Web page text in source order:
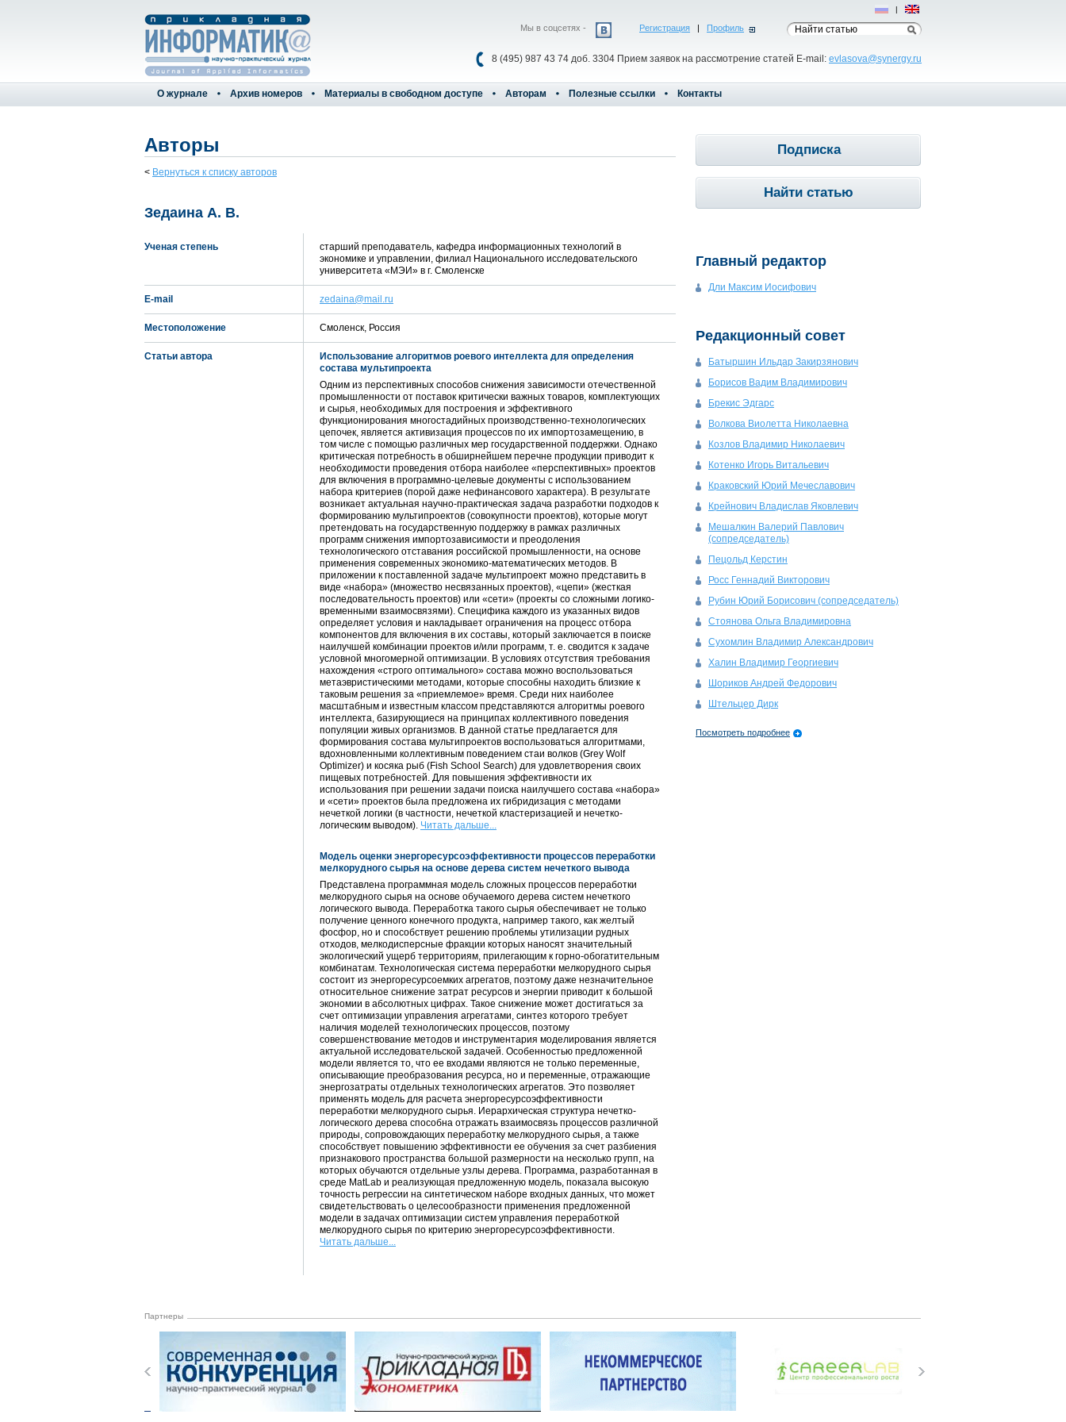
Регистрация | Профиль
8 (495) 987 43 74 доб. 3304 Прием заявок на рассмотрение статей E-mail: evlasova@synergy.ru
Мы в соцсетях -
Рус | Eng
О журнале Архив номеров Материалы в свободном доступе Авторам Полезные ссылки Контакты
Авторы
< Вернуться к списку авторов
Зедаина А. В.
Ученая степень
старший преподаватель, кафедра информационных технологий в
экономике и управлении, филиал Национального исследовательского
университета «МЭИ» в г. Смоленске
E-mail zedaina@mail.ru
Местоположение Смоленск, Россия
Статьи автора
Использование алгоритмов роевого интеллекта для определения
состава мультипроекта
Одним из перспективных способов снижения зависимости отечественной
промышленности от поставок критически важных товаров, комплектующих
и сырья, необходимых для построения и эффективного
функционирования многостадийных производственно-технологических
цепочек, является активизация процессов по их импортозамещению, в
том числе с помощью различных мер государственной поддержки. Однако
критическая потребность в обширнейшем перечне продукции приводит к
необходимости проведения отбора наиболее «перспективных» проектов
для включения в программно-целевые документы с использованием
набора критериев (порой даже нефинансового характера). В результате
возникает актуальная научно-практическая задача разработки подходов к
формированию мультипроектов (совокупности проектов), которые могут
претендовать на государственную поддержку в рамках различных
программ снижения импортозависимости и преодоления
технологического отставания российской промышленности, на основе
применения современных экономико-математических методов. В
приложении к поставленной задаче мультипроект можно представить в
виде «набора» (множество несвязанных проектов), «цепи» (жесткая
последовательность проектов) или «сети» (проекты со сложными логико-
временными взаимосвязями). Специфика каждого из указанных видов
определяет условия и накладывает ограничения на процесс отбора
компонентов для включения в их составы, который заключается в поиске
наилучшей комбинации проектов и/или программ, т. е. сводится к задаче
условной многомерной оптимизации. В условиях отсутствия требования
нахождения «строго оптимального» состава можно воспользоваться
метаэвристическими методами, которые способны находить близкие к
таковым решения за «приемлемое» время. Среди них наиболее
масштабным и известным классом представляются алгоритмы роевого
интеллекта, базирующиеся на принципах коллективного поведения
популяции живых организмов. В данной статье предлагается для
формирования состава мультипроектов воспользоваться алгоритмами,
вдохновленными коллективным поведением стаи волков (Grey Wolf
Optimizer) и косяка рыб (Fish School Search) для удовлетворения своих
пищевых потребностей. Для повышения эффективности их
использования при решении задачи поиска наилучшего состава «набора»
и «сети» проектов была предложена их гибридизация с методами
нечеткой логики (в частности, нечеткой кластеризацией и нечетко-
логическим выводом). Читать дальше...
Модель оценки энергоресурсоэффективности процессов переработки
мелкорудного сырья на основе дерева систем нечеткого вывода
Представлена программная модель сложных процессов переработки
мелкорудного сырья на основе обучаемого дерева систем нечеткого
логического вывода. Переработка такого сырья обеспечивает не только
получение ценного конечного продукта, например такого, как желтый
фосфор, но и способствует решению проблемы утилизации рудных
отходов, мелкодисперсные фракции которых наносят значительный
экологический ущерб территориям, прилегающим к горно-обогатительным
комбинатам. Технологическая система переработки мелкорудного сырья
состоит из энергоресурсоемких агрегатов, поэтому даже незначительное
относительное снижение затрат ресурсов и энергии приводит к большой
экономии в абсолютных цифрах. Такое снижение может достигаться за
счет оптимизации управления агрегатами, синтез которого требует
наличия моделей технологических процессов, поэтому
совершенствование методов и инструментария моделирования является
актуальной исследовательской задачей. Особенностью предложенной
модели является то, что ее входами являются не только переменные,
описывающие преобразования ресурса, но и переменные, отражающие
энергозатраты отдельных технологических агрегатов. Это позволяет
применять модель для расчета энергоресурсоэффективности
переработки мелкорудного сырья. Иерархическая структура нечетко-
логического дерева способна отражать взаимосвязь процессов различной
природы, сопровождающих переработку мелкорудного сырья, а также
способствует повышению эффективности ее обучения за счет разбиения
признакового пространства большой размерности на несколько групп, на
которых обучаются отдельные узлы дерева. Программа, разработанная в
среде MatLab и реализующая предложенную модель, показала высокую
точность регрессии на синтетическом наборе входных данных, что может
свидетельствовать о целесообразности применения предложенной
модели в задачах оптимизации систем управления переработкой
мелкорудного сырья по критерию энергоресурсоэффективности.
Читать дальше...
Подписка
Найти статью
Главный редактор
Дли Максим Иосифович
Редакционный совет
Батыршин Ильдар Закирзянович
Борисов Вадим Владимирович
Брекис Эдгарс
Волкова Виолетта Николаевна
Козлов Владимир Николаевич
Котенко Игорь Витальевич
Краковский Юрий Мечеславович
Крейнович Владислав Яковлевич
Мешалкин Валерий Павлович
(сопредседатель)
Пецольд Керстин
Росс Геннадий Викторович
Рубин Юрий Борисович (сопредседатель)
Стоянова Ольга Владимировна
Сухомлин Владимир Александрович
Халин Владимир Георгиевич
Шориков Андрей Федорович
Штельцер Дирк
Посмотреть подробнее
Партнеры